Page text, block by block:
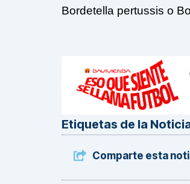
Bordetella pertussis o
Etiquetas de la
Comparte esta